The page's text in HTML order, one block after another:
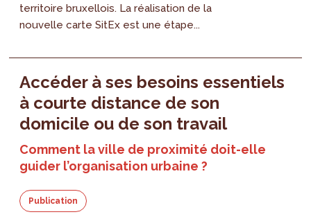
territoire bruxellois. La réalisation de la
nouvelle carte SitEx est une étape...
Accéder à ses besoins essentiels
à courte distance de son
domicile ou de son travail
Comment la ville de proximité doit-elle
guider l’organisation urbaine ?
Publication